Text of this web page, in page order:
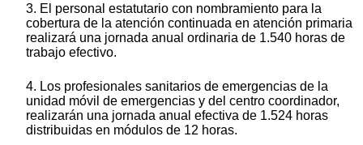
3. El personal estatutario con nombramiento para la
cobertura de la atención continuada en atención primaria
realizará una jornada anual ordinaria de 1.540 horas de
trabajo efectivo.
4. Los profesionales sanitarios de emergencias de la
unidad móvil de emergencias y del centro coordinador,
realizarán una jornada anual efectiva de 1.524 horas
distribuidas en módulos de 12 horas.